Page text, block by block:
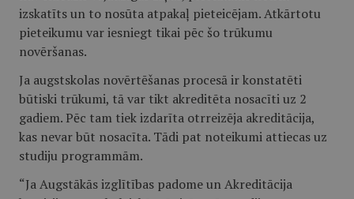
izskatīts un to nosūta atpakaļ pieteicējam. Atkārtotu
pieteikumu var iesniegt tikai pēc šo trūkumu
novēršanas.
Ja augstskolas novērtēšanas procesā ir konstatēti
būtiski trūkumi, tā var tikt akreditēta nosacīti uz 2
gadiem. Pēc tam tiek izdarīta otrreizēja akreditācija,
kas nevar būt nosacīta. Tādi pat noteikumi attiecas uz
studiju programmām.
“Ja Augstākās izglītības padome un Akreditācija